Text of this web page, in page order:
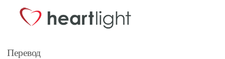
Перевод